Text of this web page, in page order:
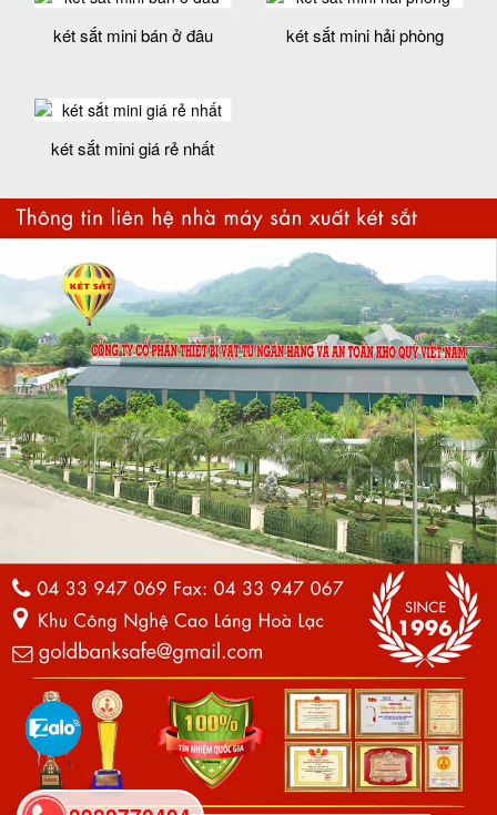
két sắt mini bán ở đâu két sắt mini hải phòng
két sắt mini giá rẻ nhất